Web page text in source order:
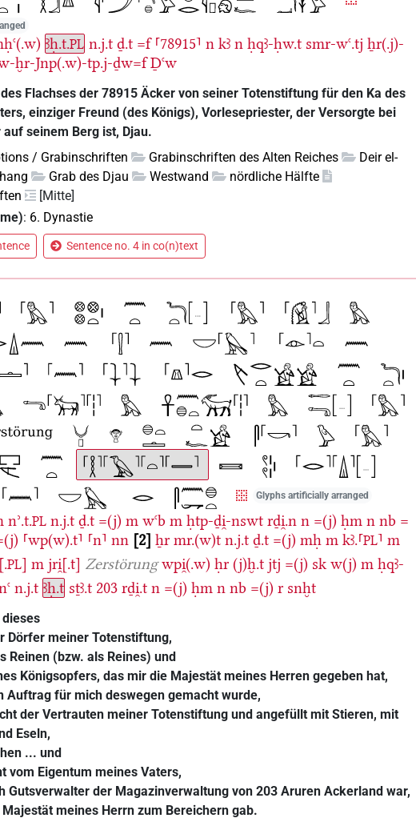
ꜣḥ.t.PL n.j.t ḏ.t =f ⸢78915⸣ n kꜣ n ḥqꜣ-ḥw.t smr-wꜥ.tj ẖr(.j)-
ḫr-Jnp(.w)-tp.j-ḏw=f Ḏꜥw
des Flachses der 78915 Äcker von seiner Totenstiftung für den Ka des
einziger Freund (des Königs), Vorlesepriester, der Versorgte bei
seinem Berg ist, Djau.
/ Grabinschriften
Grabinschriften des Alten Reiches
Deir el-
Grab des Djau Westwand
nördliche Hälfte
[Mitte]
: 6. Dynastie
Sentence no. 4 in co(n)text
Glyphs artificially arranged
nʾ.t.PL n.j.t ḏ.t =(j) m wꜥb m ḥtp-ḏi̯-nswt rḏi̯.n n =(j) ḥm n nb =
⸢wp(w).t⸣ ⸢n⸣ nn 2 ẖr mr.(w)t n.j.t ḏ.t =(j) mḥ m kꜣ.⸢PL⸣ m
PL] m jri̯[.t] Zerstörung wpi̯(.w) ḥr (j)ḫ.t jtj =(j) sk w(j) m ḥqꜣ-
n.j.t ꜣḥ.t sṯꜣ.t 203 rḏi̯.t n =(j) ḥm n nb =(j) r snḫt
Dörfer meiner Totenstiftung,
Reinen (bzw. als Reines) und
Königsopfers, das mir die Majestät meines Herren gegeben hat,
Auftrag für mich deswegen gemacht wurde,
der Vertrauten meiner Totenstiftung und angefüllt mit Stieren, mit
Eseln,
... und
vom Eigentum meines Vaters,
Gutsverwalter der Magazinverwaltung von 203 Aruren Ackerland war,
meines Herrn zum Bereichern gab.